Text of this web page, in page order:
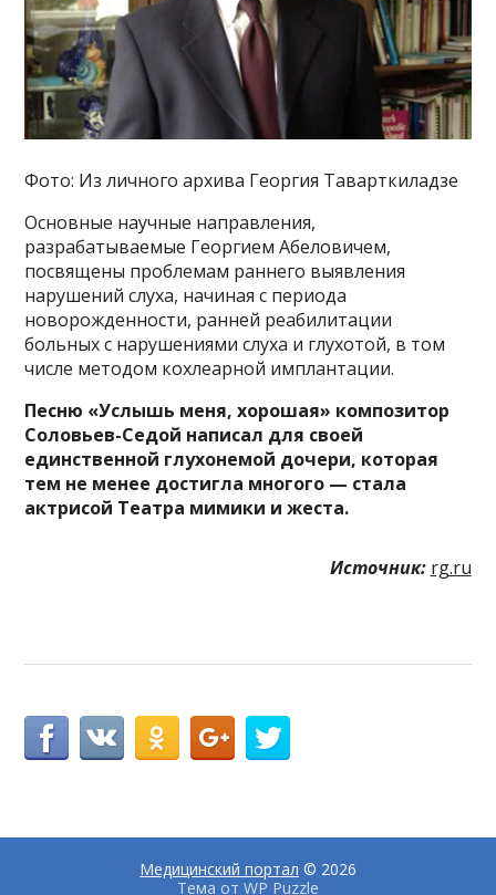
Фото: Из личного архива Георгия Таварткиладзе
Основные научные направления,
разрабатываемые Георгием Абеловичем,
посвящены проблемам раннего выявления
нарушений слуха, начиная с периода
новорожденности, ранней реабилитации
больных с нарушениями слуха и глухотой, в том
числе методом кохлеарной имплантации.
Песню «Услышь меня, хорошая» композитор
Соловьев-Седой написал для своей
единственной глухонемой дочери, которая
тем не менее достигла многого — стала
актрисой Театра мимики и жеста.
Источник: rg.ru
Медицинский портал © 2026
Тема от WP Puzzle